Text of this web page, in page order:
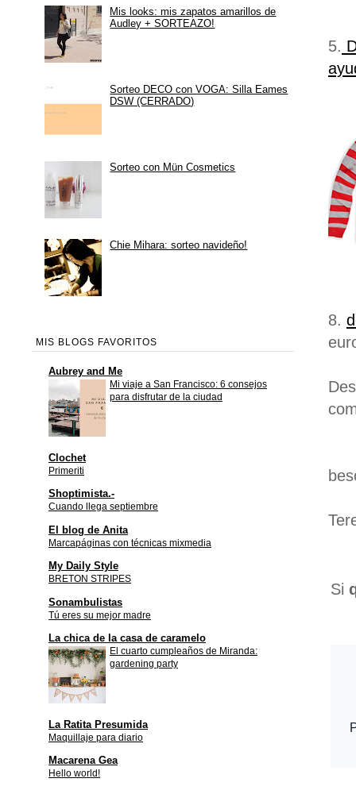
5.
8.
Si
Mis looks: mis zapatos amarillos de
Audley + SORTEAZO!
Sorteo DECO con VOGA: Silla Eames
DSW (CERRADO)
Sorteo con Mün Cosmetics
Chie Mihara: sorteo navideño!
MIS BLOGS FAVORITOS
Aubrey and Me
Mi viaje a San Francisco: 6 consejos
para disfrutar de la ciudad
Clochet
Primeriti
Shoptimista.-
Cuando llega septiembre
El blog de Anita
Marcapáginas con técnicas mixmedia
My Daily Style
BRETON STRIPES
Sonambulistas
Tú eres su mejor madre
La chica de la casa de caramelo
El cuarto cumpleaños de Miranda:
gardening party
La Ratita Presumida
Maquillaje para diario
Macarena Gea
Hello world!